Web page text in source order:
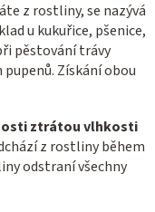
z rostliny, se nazývá
u kukuřice, pšenice,
pěstování trávy
Získání obou
ztrátou vlhkosti
z rostliny během
odstraní všechny